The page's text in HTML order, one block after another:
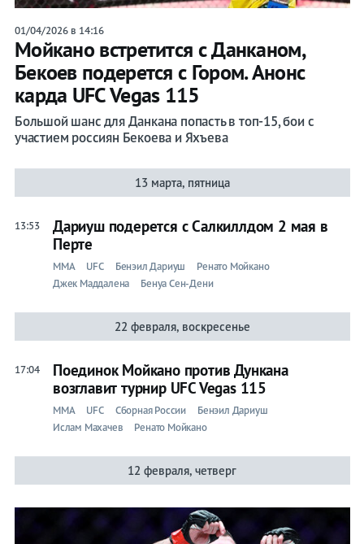
01/04/2026 в 14:16
Мойкано встретится с Данканом,
Бекоев подерется с Гором. Анонс
карда UFC Vegas 115
Большой шанс для Данкана попасть в топ-15, бои с
участием россиян Бекоева и Яхъева
13 марта, пятница
13:53
Дариуш подерется с Салкиллдом 2 мая в
Перте
ММА UFC Бенэил Дариуш
Ренато Мойкано
Джек Маддалена
Бенуа Сен-Дени
22 февраля, воскресенье
17:04
Поединок Мойкано против Дункана
возглавит турнир UFC Vegas 115
ММА UFC Сборная России
Бенэил Дариуш
Ислам Махачев
Ренато Мойкано
12 февраля, четверг